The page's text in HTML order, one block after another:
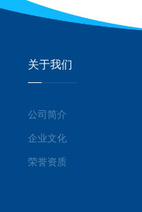
关于我们
公司简介
企业文化
荣誉资质